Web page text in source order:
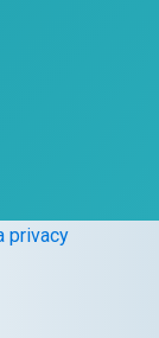
privacy